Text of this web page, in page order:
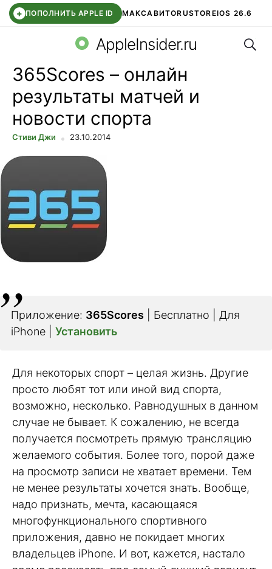
+ ПОПОЛНИТЬ APPLE ID МАКСАВИТОRUSTOREIOS 26.6
СБЕР КИДС ВТБ ОНЛАЙН ЧАТ В ROBLOX
AppleInsider.ru
365Scores – онлайн
результаты матчей и
новости спорта
Стиви Джи 23.10.2014
Приложение: 365Scores | Бесплатно | Для
iPhone | Установить
Для некоторых спорт – целая жизнь. Другие
просто любят тот или иной вид спорта,
возможно, несколько. Равнодушных в данном
случае не бывает. К сожалению, не всегда
получается посмотреть прямую трансляцию
желаемого события. Более того, порой даже
на просмотр записи не хватает времени. Тем
не менее результаты хочется знать. Вообще,
надо признать, мечта, касающаяся
многофункционального спортивного
приложения, давно не покидает многих
владельцев iPhone. И вот, кажется, настало